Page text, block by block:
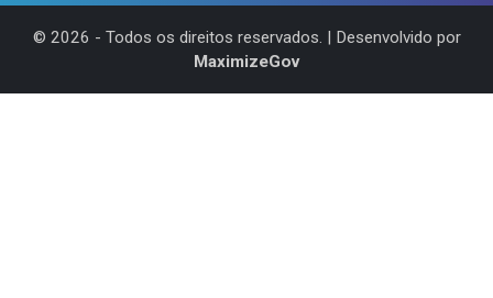
© 2026 - Todos os direitos reservados. | Desenvolvido por
MaximizeGov